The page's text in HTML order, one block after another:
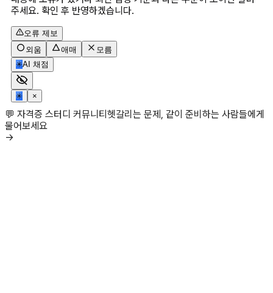
주세요. 확인 후 반영하겠습니다.
오류 제보
외움
애매
모름
✳AI 채점
✳ ×
💬 자격증 스터디 커뮤니티헷갈리는 문제, 같이 준비하는 사람들에게
물어보세요
→